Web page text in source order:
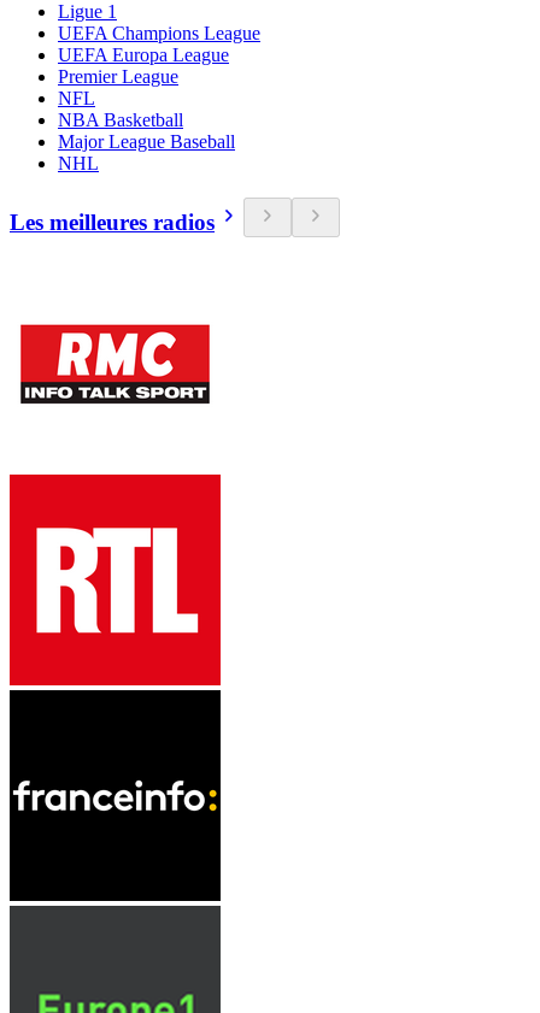
Ligue 1
UEFA Champions League
UEFA Europa League
Premier League
NFL
NBA Basketball
Major League Baseball
NHL
Les meilleures radios